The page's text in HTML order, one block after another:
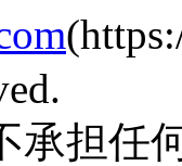
承担任